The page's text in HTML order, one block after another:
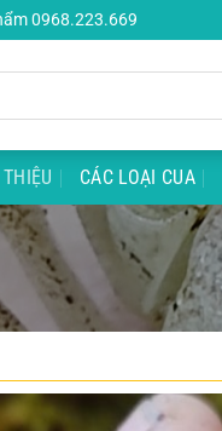
0968.223.669
CÁC LOẠI CUA